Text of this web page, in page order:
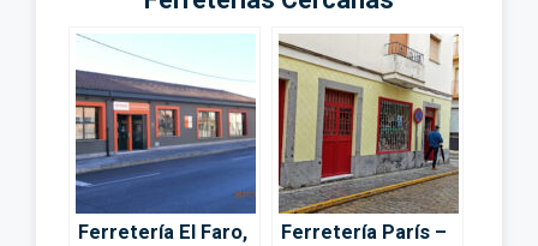
Ferretería El Faro,
Ferretería París –